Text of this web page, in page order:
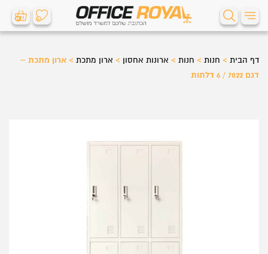
0 0
דף הבית > חנות > חנות > ארונות אחסון > ארון מתכת > ארון מתכת –
דגם 7022 / 6 דלתות